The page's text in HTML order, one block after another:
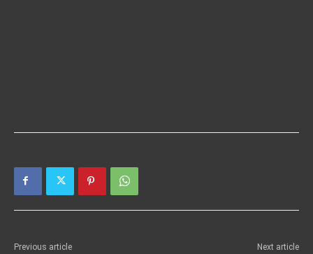
Previous article Next article